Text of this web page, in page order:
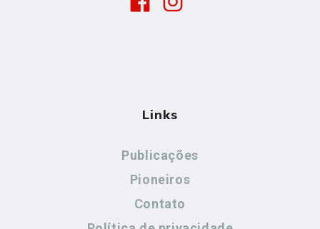
Links
Publicações
Pioneiros
Contato